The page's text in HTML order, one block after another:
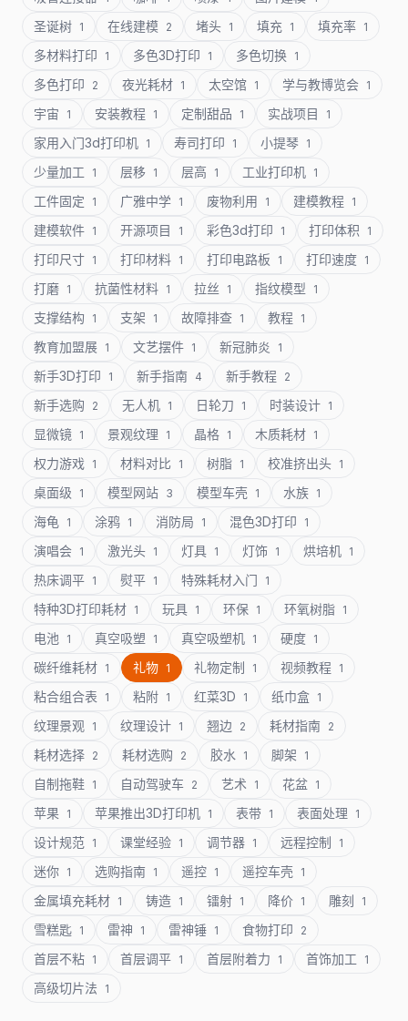
圣诞树 1 在线建模 2 堵头 1 填充 1 填充率 1
多材料打印 1 多色3D打印 1 多色切换 1
多色打印 2 夜光耗材 1 太空馆 1 学与教博览会 1
宇宙 1 安装教程 1 定制甜品 1 实战项目 1
家用入门3d打印机 1 寿司打印 1 小提琴 1
少量加工 1 层移 1 层高 1 工业打印机 1
工件固定 1 广雅中学 1 废物利用 1 建模教程 1
建模软件 1 开源项目 1 彩色3d打印 1 打印体积 1
打印尺寸 1 打印材料 1 打印电路板 1 打印速度 1
打磨 1 抗菌性材料 1 拉丝 1 指纹模型 1
支撑结构 1 支架 1 故障排查 1 教程 1
教育加盟展 1 文艺摆件 1 新冠肺炎 1
新手3D打印 1 新手指南 4 新手教程 2
新手选购 2 无人机 1 日轮刀 1 时装设计 1
显微镜 1 景观纹理 1 晶格 1 木质耗材 1
权力游戏 1 材料对比 1 树脂 1 校准挤出头 1
桌面级 1 模型网站 3 模型车壳 1 水族 1
海龟 1 涂鸦 1 消防局 1 混色3D打印 1
演唱会 1 激光头 1 灯具 1 灯饰 1 烘培机 1
热床调平 1 熨平 1 特殊耗材入门 1
特种3D打印耗材 1 玩具 1 环保 1 环氧树脂 1
电池 1 真空吸塑 1 真空吸塑机 1 硬度 1
碳纤维耗材 1 礼物 1 礼物定制 1 视频教程 1
粘合组合表 1 粘附 1 红菜3D 1 纸巾盒 1
纹理景观 1 纹理设计 1 翘边 2 耗材指南 2
耗材选择 2 耗材选购 2 胶水 1 脚架 1
自制拖鞋 1 自动驾驶车 2 艺术 1 花盆 1
苹果 1 苹果推出3D打印机 1 表带 1 表面处理 1
设计规范 1 课堂经验 1 调节器 1 远程控制 1
迷你 1 选购指南 1 遥控 1 遥控车壳 1
金属填充耗材 1 铸造 1 镭射 1 降价 1 雕刻 1
雪糕匙 1 雷神 1 雷神锤 1 食物打印 2
首层不粘 1 首层调平 1 首层附着力 1 首饰加工 1
高级切片法 1